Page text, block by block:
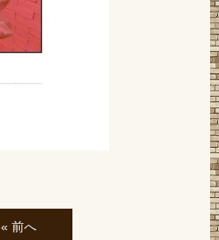
« 前へ